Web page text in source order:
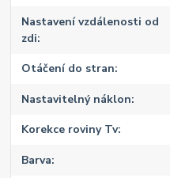
Nastavení vzdálenosti od
zdi
Otáčení do stran
Nastavitelný náklon
Korekce roviny Tv
Barva